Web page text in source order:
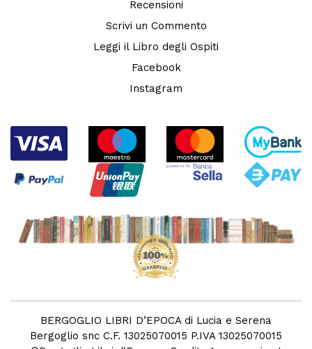
Recensioni
Scrivi un Commento
Leggi il Libro degli Ospiti
Facebook
Instagram
BERGOGLIO LIBRI D’EPOCA di Lucia e Serena
Bergoglio snc C.F. 13025070015 P.IVA 13025070015